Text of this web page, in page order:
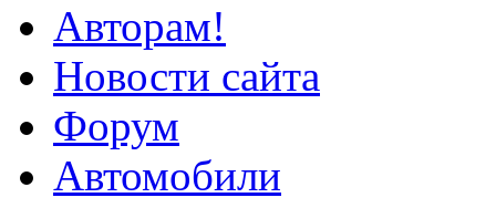
Авторам!
Новости сайта
Форум
Автомобили